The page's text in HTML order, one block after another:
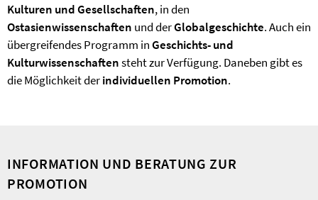
Kulturen und Gesellschaften, in den
Ostasienwissenschaften und derGlobalgeschichte. Auch ein
übergreifendes Programm inGeschichts- und
Kulturwissenschaftensteht zur Verfügung. Daneben gibt es
die Möglichkeit derindividuellen Promotion.
INFORMATION UND BERATUNG ZUR
PROMOTION